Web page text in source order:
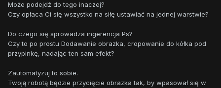
Może podejdź do tego inaczej?
Czy opłaca Ci się wszystko na siłę ustawiać na jednej warstwie?
Do czego się sprowadza ingerencja Ps?
Czy to po prostu Dodawanie obrazka, cropowanie do kółka pod
przypinkę, nadając ten sam efekt?
Zautomatyzuj to sobie.
Twoją robotą będzie przycięcie obrazka tak, by wpasował się w